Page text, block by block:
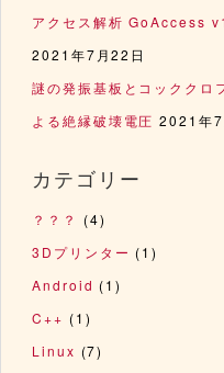
アクセス解析 GoAccess
2021年7月22日
謎の発振基板とコッククロ
よる絶縁破壊電圧 2021年7
カテゴリー
？？？
(4)
3Dプリンター (1)
Android (1)
C++ (1)
Linux (7)